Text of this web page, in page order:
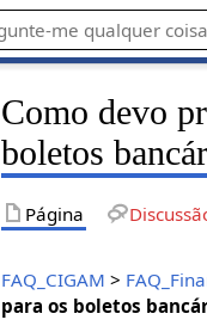
Como devo
boletos
Página
FAQ_CIGAM >
para os boletos